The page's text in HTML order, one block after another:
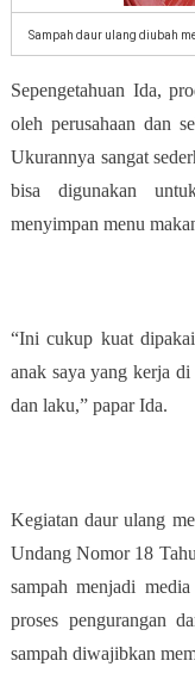
Sampah daur ulang diubah
Sepengetahuan Ida,
oleh perusahaan dan
Ukurannya sangat
bisa digunakan
menyimpan menu
“Ini cukup kuat
anak saya yang kerja
dan laku,” papar Ida.
Kegiatan daur ulang
Undang Nomor 18
sampah menjadi
proses pengurangan
sampah diwajibkan